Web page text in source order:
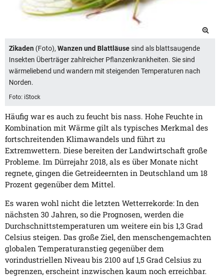
Zikaden (Foto), Wanzen und Blattläusesind als blattsaugende
Insekten Überträger zahlreicher Pflanzenkrankheiten. Sie sind
wärmeliebend und wandern mit steigenden Temperaturen nach
Norden.
Foto: iStock
Häufig war es auch zu feucht bis nass. Hohe Feuchte in
Kombination mit Wärme gilt als typisches Merkmal des
fortschreitenden Klimawandels und führt zu
Extremwettern. Diese bereiten der Landwirtschaft große
Probleme. Im Dürrejahr 2018, als es über Monate nicht
regnete, gingen die Getreideernten in Deutschland um 18
Prozent gegenüber dem Mittel.
Es waren wohl nicht die letzten Wetterrekorde: In den
nächsten 30 Jahren, so die Prognosen, werden die
Durchschnittstemperaturen um weitere ein bis 1,3 Grad
Celsius steigen. Das große Ziel, den menschengemachten
globalen Temperaturanstieg gegenüber dem
vorindustriellen Niveau bis 2100 auf 1,5 Grad Celsius zu
begrenzen, erscheint inzwischen kaum noch erreichbar.